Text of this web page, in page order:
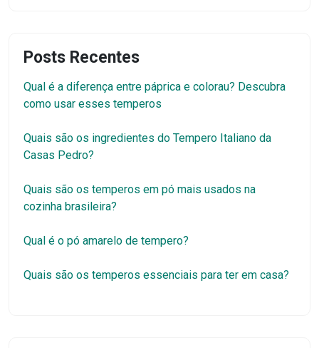
Posts Recentes
Qual é a diferença entre páprica e colorau? Descubra
como usar esses temperos
Quais são os ingredientes do Tempero Italiano da
Casas Pedro?
Quais são os temperos em pó mais usados na
cozinha brasileira?
Qual é o pó amarelo de tempero?
Quais são os temperos essenciais para ter em casa?